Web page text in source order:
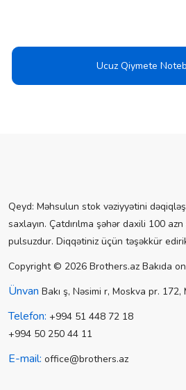
Ucuz Qiymete
Qeyd: Məhsulun stok vəziyyətini
saxlayın. Çatdırılma şəhər daxili 100
pulsuzdur. Diqqətiniz üçün təşəkkür
Copyright © 2026 Brothers.az Bakıda
Ünvan Bakı ş, Nəsimi r, Moskva pr. 172,
Telefon: +994 51 448 72 18
+994 50 250 44 11
E-mail: office@brothers.az